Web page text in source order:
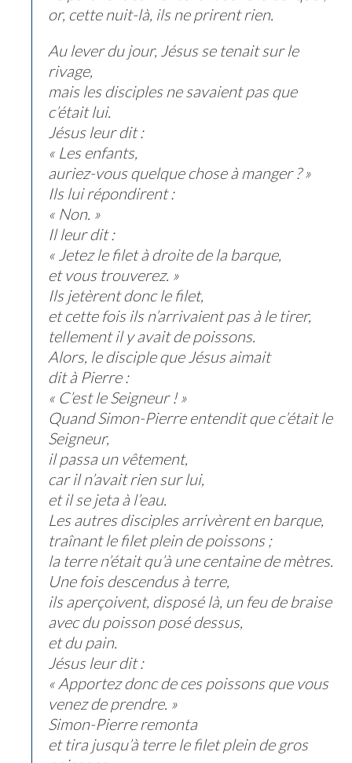
or, cette nuit-là, ils ne prirent rien.
Au lever du jour, Jésus se tenait sur le
rivage,
mais les disciples ne savaient pas que
c’était lui.
Jésus leur dit :
« Les enfants,
auriez-vous quelque chose à manger ? »
Ils lui répondirent :
« Non. »
Il leur dit :
« Jetez le filet à droite de la barque,
et vous trouverez. »
Ils jetèrent donc le filet,
et cette fois ils n’arrivaient pas à le tirer,
tellement il y avait de poissons.
Alors, le disciple que Jésus aimait
dit à Pierre :
« C’est le Seigneur ! »
Quand Simon-Pierre entendit que c’était le
Seigneur,
il passa un vêtement,
car il n’avait rien sur lui,
et il se jeta à l’eau.
Les autres disciples arrivèrent en barque,
traînant le filet plein de poissons ;
la terre n’était qu’à une centaine de mètres.
Une fois descendus à terre,
ils aperçoivent, disposé là, un feu de braise
avec du poisson posé dessus,
et du pain.
Jésus leur dit :
« Apportez donc de ces poissons que vous
venez de prendre. »
Simon-Pierre remonta
et tira jusqu’à terre le filet plein de gros